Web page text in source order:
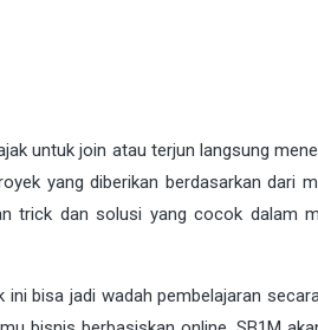
untuk join atau terjun langsung
yang diberikan berdasarkan dari
trick dan solusi yang cocok dalam
bisa jadi wadah pembelajaran